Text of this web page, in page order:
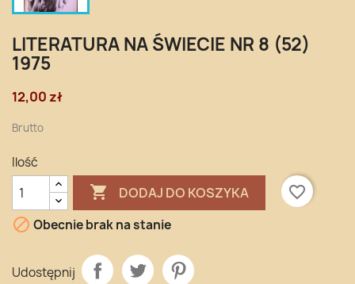
LITERATURA NA ŚWIECIE NR 8 (52)
1975
12,00 zł
Brutto
Ilość
 DODAJ DO KOSZYKA
favorite_border
 Obecnie brak na stanie
Udostępnij